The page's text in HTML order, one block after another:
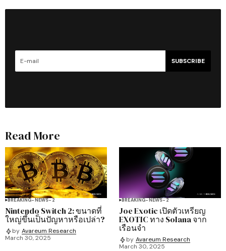
SUBSCRIBE
Read More
BREAKING-NEWS-2
Nintendo Switch 2: ขนาดที่
ใหญ่ขึ้นเป็นปัญหาหรือเปล่า?
by Avareum Research
March 30, 2025
BREAKING-NEWS-2
Joe Exotic เปิดตัวเหรียญ
EXOTIC ทาง Solana จาก
เรือนจำ
by Avareum Research
March 30, 2025